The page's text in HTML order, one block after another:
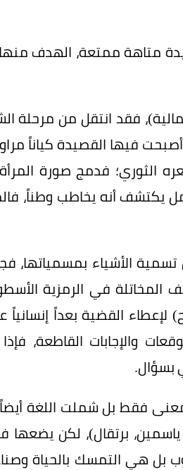
متاهة ممتعة، الهدف
فقد انتقل من مرحلة
فيها القصيدة كياناً
الثوري؛ فدمج صورة
يكتشف أنه يخاطب وطناً،
الأشياء بمسمياتها،
المخاتلة في الرمزية
القضية بعداً إنسانياً
والإجابات القاطعة،
بسؤال.
فقط بل شملت اللغة
برتقال)، لكن يضعها
بل هي التمسك بالحياة